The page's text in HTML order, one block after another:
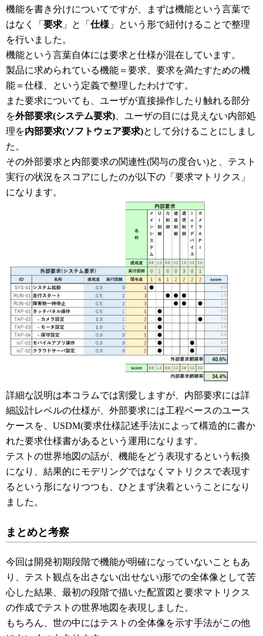
機能を書き分けについてですが、まずは機能という言葉で
はなく「 要求 」と「 仕様 」という形で紐付けることで整理
を行いました。
機能という言葉自体には要求と仕様が混在しています。
製品に求められている機能＝要求、要求を満たすための機
能＝仕様、という定義で整理したわけです。
また要求についても、ユーザが直接操作したり触れる部分
を外部要求(システム要求) 、ユーザの目には見えない内部処
理を内部要求(ソフトウェア要求)として分けることにしまし
た。
その外部要求と内部要求の関連性(関与の度合い)と、テスト
実行の状況をスコアにしたのが以下の「要求マトリクス」
になります。
詳細な説明は本コラムでは割愛しますが、内部要求には詳
細設計レベルの仕様が、外部要求には工程ベースのユース
ケースを、USDM(要求仕様記述手法)によって構造的に書か
れた要求仕様書があるという運用になります。
テストの世界地図の話が、機能をどう表現するという転換
になり、結果的にモデリングではなくマトリクスで表現す
るという形になりつつも、ひとまず決着ということになり
ました。
まとめと考察
今回は開発初期段階で機能が明確になっていないこともあ
り、テスト観点を出さない(出せない)形での全体像として苦
心した結果、最初の段階で描いた配置図と要求マトリクス
の作成でテストの世界地図を表現しました。
もちろん、世の中にはテストの全体像を示す手法がこの他